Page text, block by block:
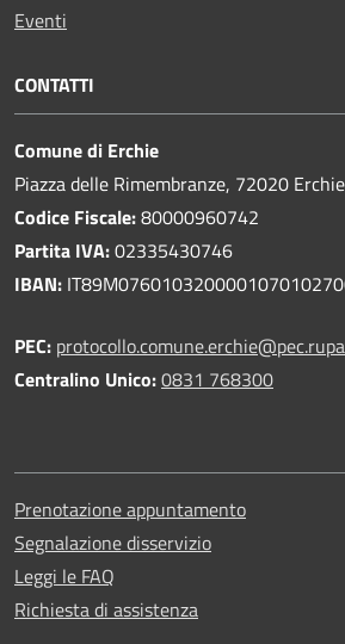
Eventi
CONTATTI
Comune di Erchie
Piazza delle Rimembranze, 72020
Codice Fiscale:80000960742
Partita IVA:02335430746
IBAN:
PEC:
Centralino Unico:0831 768300
Prenotazione appuntamento
Segnalazione disservizio
Leggi le FAQ
Richiesta di assistenza